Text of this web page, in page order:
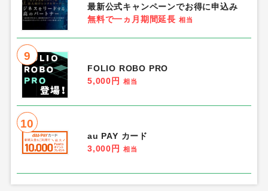
最新公式キャンペーンでお得に申込み
無料で一ヵ月期間延長 相当
9
FOLIO ROBO PRO
5,000円
相当
10
au PAY カード
3,000円
相当